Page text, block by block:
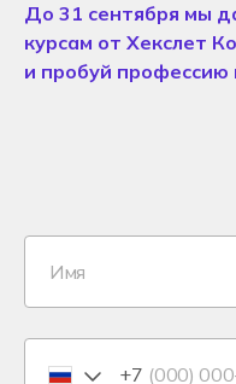
До 31 сентября мы
курсам от Хекслет
и пробуй профессию
+7